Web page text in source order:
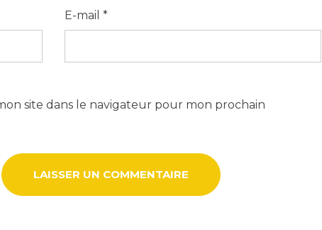
E-mail *
site dans le navigateur pour mon prochain